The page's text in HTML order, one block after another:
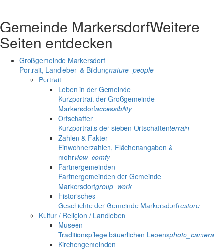
Gemeinde MarkersdorfWeitere
Seiten entdecken
Großgemeinde Markersdorf
Portrait, Landleben & Bildungnature_people
Portrait
Leben in der Gemeinde
Kurzportrait der Großgemeinde
Markersdorfaccessibility
Ortschaften
Kurzportraits der sieben Ortschaftenterrain
Zahlen & Fakten
Einwohnerzahlen, Flächenangaben &
mehrview_comfy
Partnergemeinden
Partnergemeinden der Gemeinde
Markersdorfgroup_work
Historisches
Geschichte der Gemeinde Markersdorfrestore
Kultur / Religion / Landleben
Museen
Traditionspflege bäuerlichen Lebensphoto_camera
Kirchengemeinden